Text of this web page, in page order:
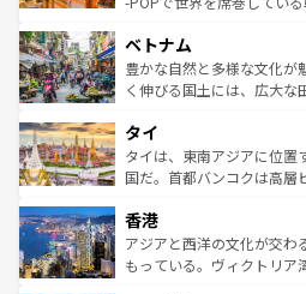
参照してほしい。
容にもいいと評判のスイー
が味わえる。 なお、
照してほしい。
き、地方に足を延ばせば四
できる。そして、キムチや
まで、さまざまな韓国料理
リティに包まれながら、韓
わってみて
覧を参照してほしい。
ベトナム
豊かな自然と多様な文化が
く伸びる国土には、広大な
急速な発展と共に伝統が息
ーチミン市のフランス統治
醸し出している。また、バ
とつ。フォーやバインミー
ひ現地で味わいたい。どの
が旅行者を迎えてくれるの
タイ
タイは、東南アジアに位置
国だ。首都バンコクは高層
の活気が交差している。北
帯で自然と触れ合い、南部
いビーチでリゾート気分を
香港
アジアと西洋の文化が交わ
もっている。ヴィクトリア